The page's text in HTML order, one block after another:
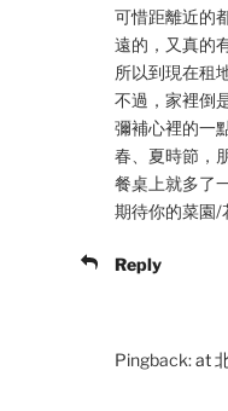
可惜距離近的
遠的，又真的
所以到現在租
不過，家裡倒
彌補心裡的一
春、夏時節，
餐桌上就多了
期待你的菜園/
Reply
Pingback:at